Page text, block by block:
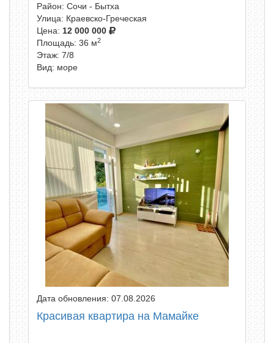
Район: Сочи - Бытха
Улица: Краевско-Греческая
Цена: 12 000 000
Площадь: 36 м2
Этаж: 7/8
Вид: море
Дата обновления: 07.08.2026
Красивая квартира на Мамайке